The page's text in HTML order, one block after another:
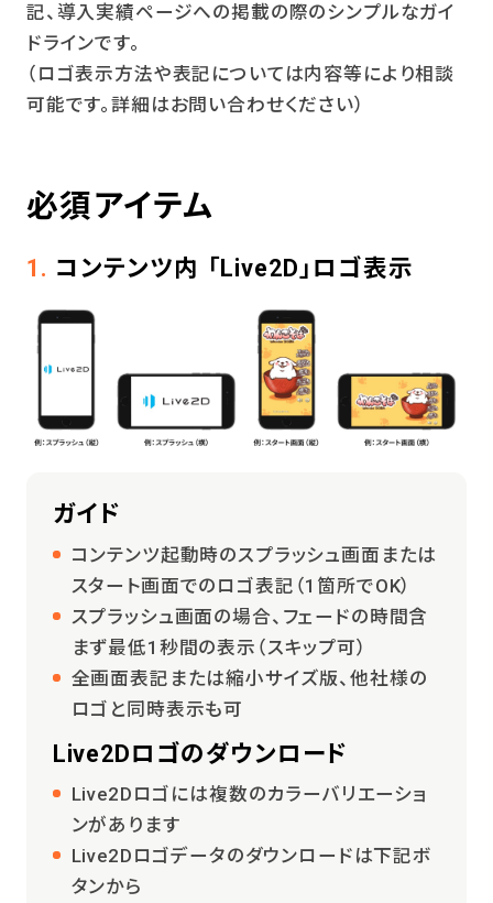
記、導入実績ページへの掲載の際のシンプルなガイ
ドラインです。
（ロゴ表示方法や表記については内容等により相談
可能です。詳細はお問い合わせください）
必須アイテム
1. コンテンツ内 「Live2D」ロゴ表示
ガイド
コンテンツ起動時のスプラッシュ画面または
スタート画面でのロゴ表記（1箇所でOK）
スプラッシュ画面の場合、フェードの時間含
まず最低1秒間の表示（スキップ可）
全画面表記または縮小サイズ版、他社様の
ロゴと同時表示も可
Live2Dロゴのダウンロード
Live2Dロゴには複数のカラーバリエーショ
ンがあります
Live2Dロゴデータのダウンロードは下記ボ
タンから